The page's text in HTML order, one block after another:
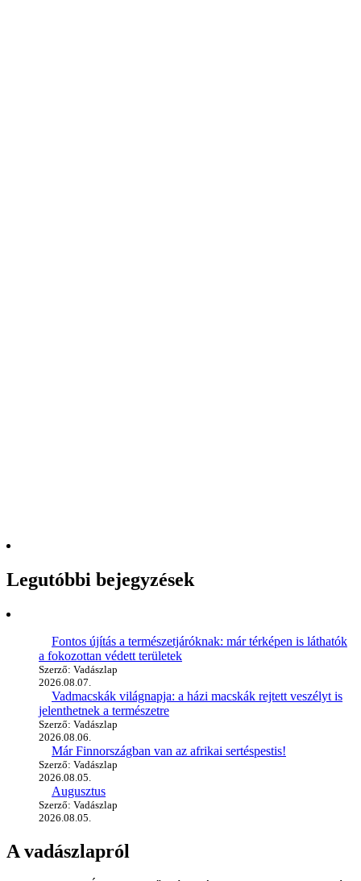
Legutóbbi bejegyzések
Fontos újítás a természetjáróknak: már térképen is láthatók
a fokozottan védett területek
Szerző: Vadászlap
2026.08.07.
Vadmacskák világnapja: a házi macskák rejtett veszélyt is
jelenthetnek a természetre
Szerző: Vadászlap
2026.08.06.
Már Finnországban van az afrikai sertéspestis!
Szerző: Vadászlap
2026.08.05.
Augusztus
Szerző: Vadászlap
2026.08.05.
A vadászlapról